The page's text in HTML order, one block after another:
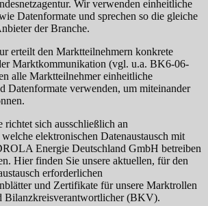
Wir verwenden einheitliche
Datenformate und sprechen so die gleiche
der Branche.
erteilt den Marktteilnehmern konkrete
Marktkommunikation (vgl. u.a. BK6-06-
alle Marktteilnehmer einheitliche
Datenformate verwenden, um miteinander
richtet sich ausschließlich an
elektronischen Datenaustausch mit
Energie Deutschland GmbH betreiben
Hier finden Sie unsere aktuellen, für den
erforderlichen
und Zertifikate für unsere Marktrollen
Bilanzkreisverantwortlicher (BKV).